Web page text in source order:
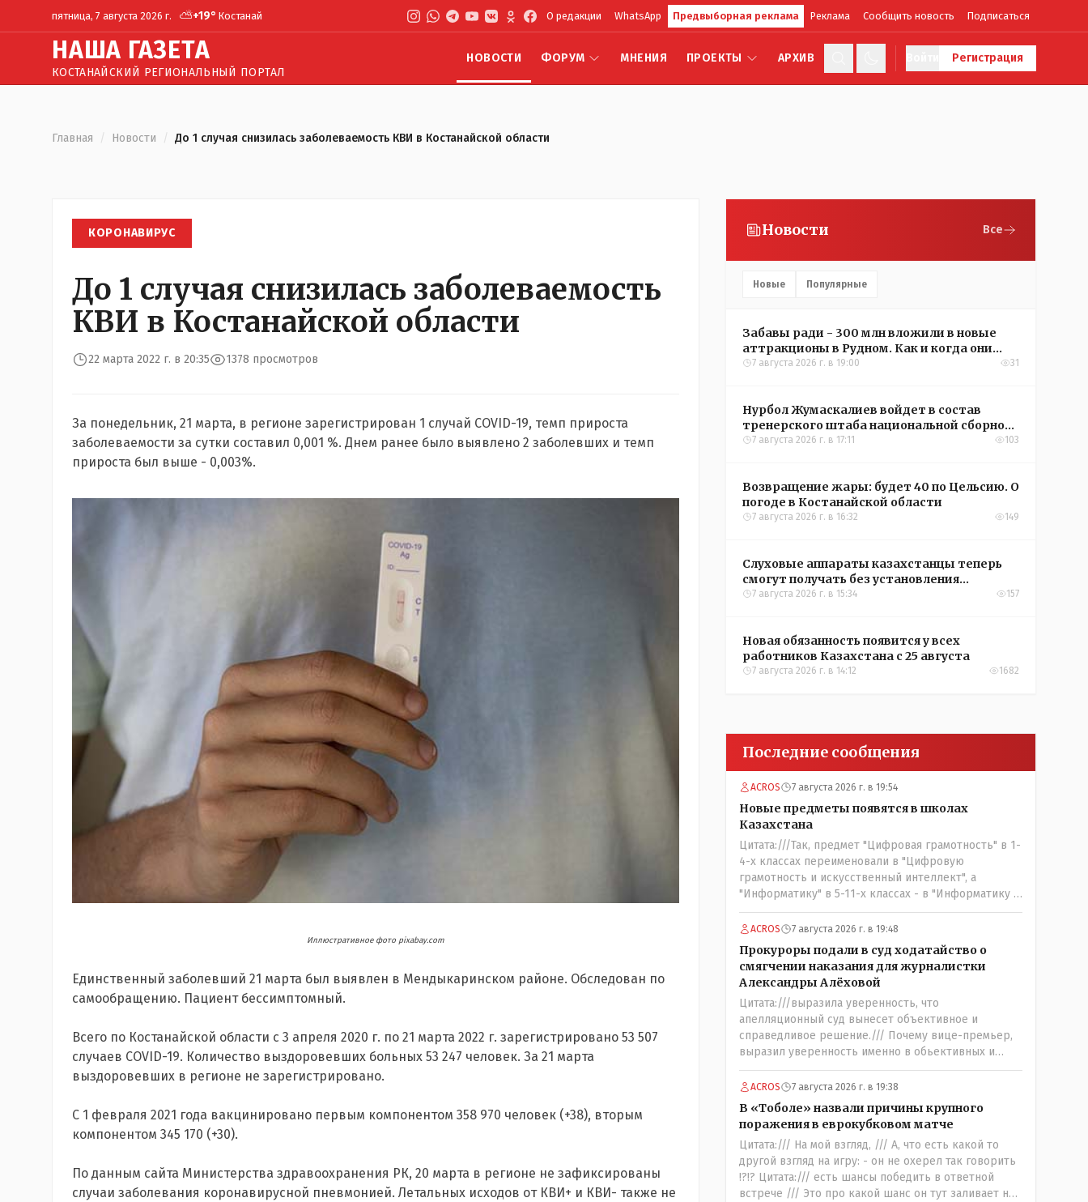
пятница, 7 августа 2026 г. ⛅+19° Костанай О редакции WhatsApp Предвыборная реклама Реклама Сообщить новость Подписаться
НАША ГАЗЕТА
КОСТАНАЙСКИЙ РЕГИОНАЛЬНЫЙ ПОРТАЛ
НОВОСТИ ФОРУМ МНЕНИЯ ПРОЕКТЫ АРХИВ Регистрация
Главная / Новости / До 1 случая снизилась заболеваемость КВИ в Костанайской области
КОРОНАВИРУС
До 1 случая снизилась заболеваемость
КВИ в Костанайской области
22 марта 2022 г. в 20:35 1378 просмотров
За понедельник, 21 марта, в регионе зарегистрирован 1 случай COVID-19, темп прироста
заболеваемости за сутки составил 0,001 %. Днем ранее было выявлено 2 заболевших и темп
прироста был выше - 0,003%.
Иллюстративное фото pixabay.com
Единственный заболевший 21 марта был выявлен в Мендыкаринском районе. Обследован по
самообращению. Пациент бессимптомный.
Всего по Костанайской области с 3 апреля 2020 г. по 21 марта 2022 г. зарегистрировано 53 507
случаев COVID-19. Количество выздоровевших больных 53 247 человек. За 21 марта
выздоровевших в регионе не зарегистрировано.
С 1 февраля 2021 года вакцинировано первым компонентом 358 970 человек (+38), вторым
компонентом 345 170 (+30).
По данным сайта Министерства здравоохранения РК, 20 марта в регионе не зафиксированы
случаи заболевания коронавирусной пневмонией. Летальных исходов от КВИ+ и КВИ- также не
Новости Все
Новые Популярные
Забавы ради - 300 млн вложили в новые
аттракционы в Рудном. Как и когда они
окупятся?
7 августа 2026 г. в 19:00 31
Нурбол Жумаскалиев войдет в состав
тренерского штаба национальной сборной
Казахстана по футболу
7 августа 2026 г. в 17:11 103
Возвращение жары: будет 40 по Цельсию. О
погоде в Костанайской области
7 августа 2026 г. в 16:32 149
Слуховые аппараты казахстанцы теперь
смогут получать без установления
инвалидности
7 августа 2026 г. в 15:34 157
Новая обязанность появится у всех
работников Казахстана с 25 августа
7 августа 2026 г. в 14:12 1682
Последние сообщения
ACROS 7 августа 2026 г. в 19:54
Новые предметы появятся в школах
Казахстана
Цитата:///Так, предмет "Цифровая грамотность" в 1-
4-х классах переименовали в "Цифровую
грамотность и искусственный интеллект", а
"Информатику" в 5-11-х классах - в "Информатику и
искусственный интеллект"./// Заголовок статьи:
..///.Новые предметы появятся в школах
Казахстана.../// А, в самой статье написано, что:
"...переименовали...//" - где правильно ??? И они эти
НОВЫЕ предметы действительно - появились или
же их банально ПЕРЕИМЕНОВАЛИ и завтра обьявят
это очередной и бесконечно длящей на
протяжении вот уже более ТРИДЦАТИ лет: - новой
школьной РЕФОРМОЙ.
ACROS 7 августа 2026 г. в 19:48
Прокуроры подали в суд ходатайство о
смягчении наказания для журналистки
Александры Алёховой
Цитата:///выразила уверенность, что
апелляционный суд вынесет объективное и
справедливое решение./// Почему вице-премьер,
выразил уверенность именно в обьективных и
справедливых действиях и решении именно
АПЕЛЛЯЦИОННОГО суда, а не суда ПЕРВОЙ
инстанции ??? Значит она посчитала что суд первой
инстанции вынес: - ."....НЕ ОБЬЕКТИВНОЕ и
НЕСПРАВЕДЛИВОЕ решение....." - так можно
интрепретировать её высказывание ???
ACROS 7 августа 2026 г. в 19:38
В «Тоболе» назвали причины крупного
поражения в еврокубковом матче
Цитата:/// На мой взгляд, /// А, что есть какой то
другой взгляд на игру: - он не охерел так говорить
!?!? Цитата:/// есть шансы победить в ответной
встрече /// Это про какой шанс он тут заливает нам